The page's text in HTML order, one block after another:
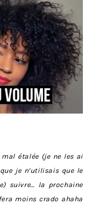
mal étalée (je ne les ai
je n’utilisais que le
suivre… la prochaine
moins crado ahaha